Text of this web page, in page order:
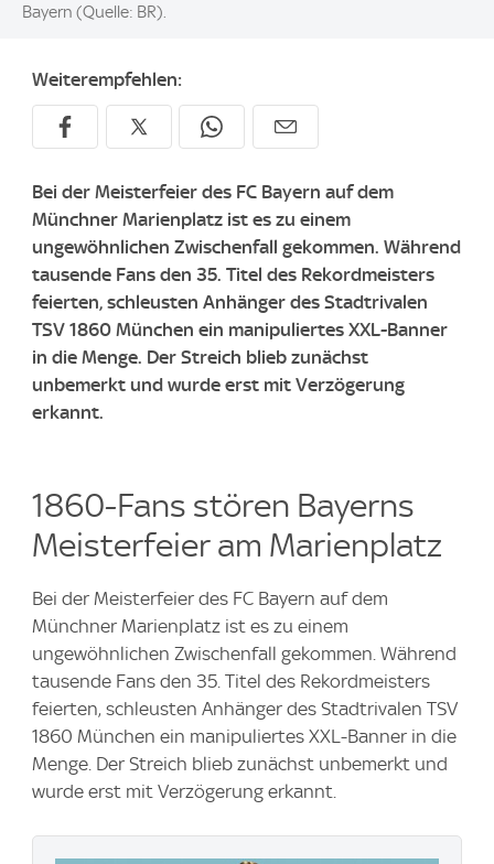
Bayern (Quelle: BR).
Weiterempfehlen:
Bei der Meisterfeier des FC Bayern auf dem
Münchner Marienplatz ist es zu einem
ungewöhnlichen Zwischenfall gekommen. Während
tausende Fans den 35. Titel des Rekordmeisters
feierten, schleusten Anhänger des Stadtrivalen
TSV 1860 München ein manipuliertes XXL-Banner
in die Menge. Der Streich blieb zunächst
unbemerkt und wurde erst mit Verzögerung
erkannt.
1860-Fans stören Bayerns
Meisterfeier am Marienplatz
Bei der Meisterfeier des FC Bayern auf dem
Münchner Marienplatz ist es zu einem
ungewöhnlichen Zwischenfall gekommen. Während
tausende Fans den 35. Titel des Rekordmeisters
feierten, schleusten Anhänger des Stadtrivalen TSV
1860 München ein manipuliertes XXL-Banner in die
Menge. Der Streich blieb zunächst unbemerkt und
wurde erst mit Verzögerung erkannt.